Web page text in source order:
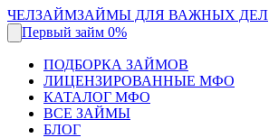
ЧЕЛЗАЙМЗАЙМЫ ДЛЯ ВАЖНЫХ ДЕЛ
Первый займ 0%
ПОДБОРКА ЗАЙМОВ
ЛИЦЕНЗИРОВАННЫЕ МФО
КАТАЛОГ МФО
ВСЕ ЗАЙМЫ
БЛОГ